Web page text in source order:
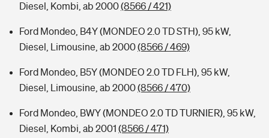
Diesel, Kombi, ab 2000(8566 / 421)
Ford Mondeo, B4Y (MONDEO 2.0 TD STH), 95 kW,
Diesel, Limousine, ab 2000(8566 / 469)
Ford Mondeo, B5Y (MONDEO 2.0 TD FLH), 95 kW,
Diesel, Limousine, ab 2000(8566 / 470)
Ford Mondeo, BWY (MONDEO 2.0 TD TURNIER), 95 kW,
Diesel, Kombi, ab 2001 (8566 / 471)